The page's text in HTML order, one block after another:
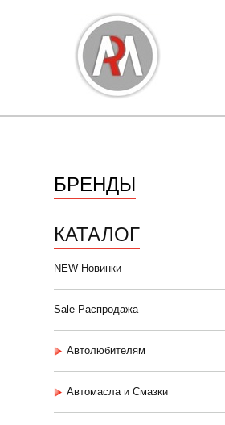
БРЕНДЫ
КАТАЛОГ
NEW Новинки
Sale Распродажа
Автолюбителям
Автомасла и Смазки